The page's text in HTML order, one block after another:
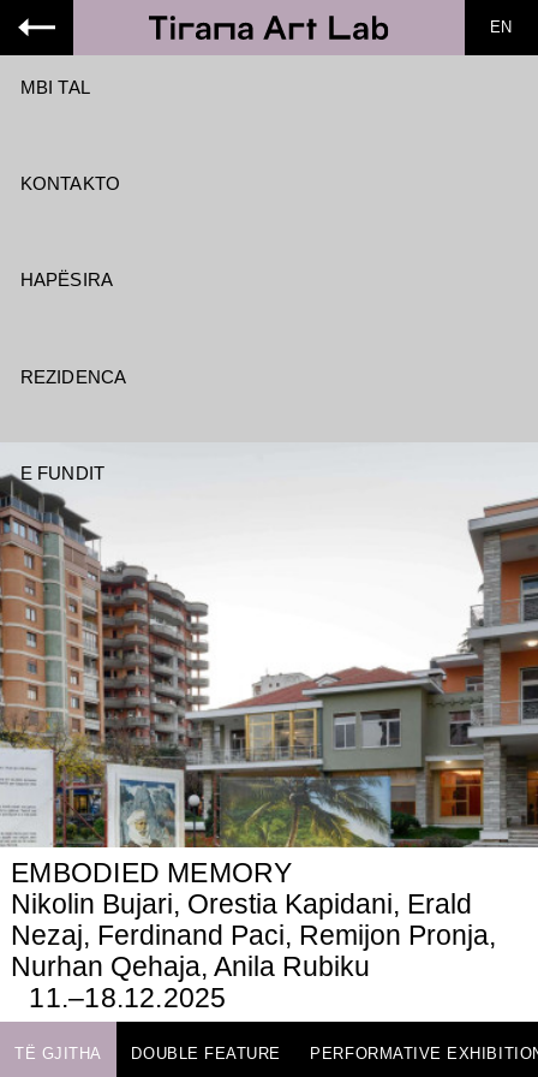
EN
MBI TAL
KONTAKTO
HAPËSIRA
E FUNDIT
EMBODIED MEMORY
Nikolin Bujari, Orestia Kapidani, Erald
Nezaj, Ferdinand Paci, Remijon Pronja,
Nurhan Qehaja, Anila Rubiku
11.–18.12.2025
REZIDENCA
TË GJITHA DOUBLE FEATURE PERFORMATIVE